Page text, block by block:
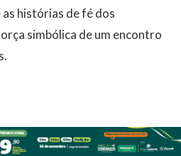
as histórias de fé dos
simbólica de um encontro